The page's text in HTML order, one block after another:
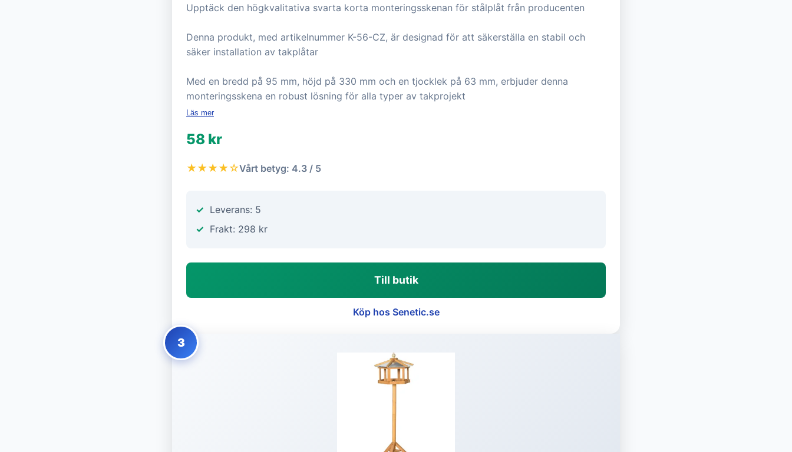
Upptäck den högkvalitativa svarta korta monteringsskenan för stålplåt från producenten
Denna produkt, med artikelnummer K-56-CZ, är designad för att säkerställa en stabil och
säker installation av takplåtar
Med en bredd på 95 mm, höjd på 330 mm och en tjocklek på 63 mm, erbjuder denna
monteringsskena en robust lösning för alla typer av takprojekt
Läs mer
58 kr
★★★★☆Vårt betyg: 4.3 / 5
Leverans: 5
Frakt: 298 kr
Till butik
Köp hos Senetic.se
3